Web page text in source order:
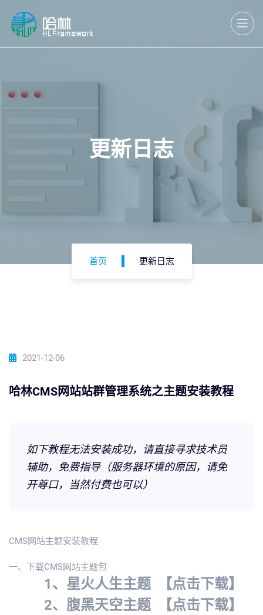
更新日志
首页 更新日志
2021-12-06
哈林CMS网站站群管理系统之主题安装教程
如下教程无法安装成功，请直接寻求技术员
辅助，免费指导（服务器环境的原因，请免
开尊口，当然付费也可以）
CMS网站主题安装教程
一、下载CMS网站主题包
1、星火人生主题
【点击下载】
2、腹黑天空主题
【点击下载】